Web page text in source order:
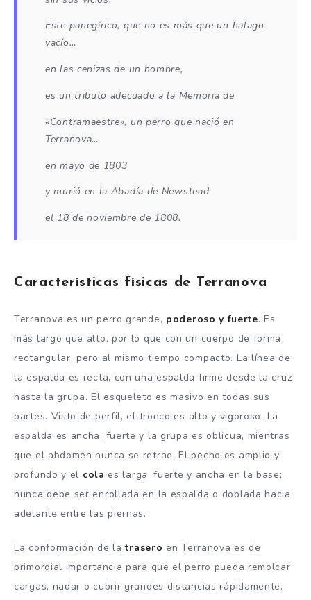
Este panegírico, que no es más que un halago
vacío…
en las cenizas de un hombre,
es un tributo adecuado a la Memoria de
«Contramaestre», un perro que nació en
Terranova…
en mayo de 1803
y murió en la Abadía de Newstead
el 18 de noviembre de 1808.
Características físicas de Terranova
Terranova es un perro grande, poderoso y fuerte. Es
más largo que alto, por lo que con un cuerpo de forma
rectangular, pero al mismo tiempo compacto. La línea de
la espalda es recta, con una espalda firme desde la cruz
hasta la grupa. El esqueleto es masivo en todas sus
partes. Visto de perfil, el tronco es alto y vigoroso. La
espalda es ancha, fuerte y la grupa es oblicua, mientras
que el abdomen nunca se retrae. El pecho es amplio y
profundo y el cola es larga, fuerte y ancha en la base;
nunca debe ser enrollada en la espalda o doblada hacia
adelante entre las piernas.
La conformación de latrasero en Terranova es de
primordial importancia para que el perro pueda remolcar
cargas, nadar o cubrir grandes distancias rápidamente.